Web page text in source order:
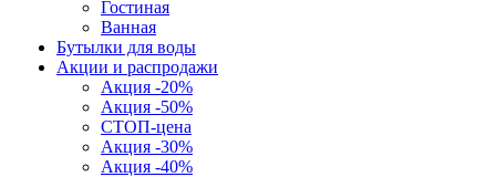
Гостиная
Ванная
Бутылки для воды
Акции и распродажи
Акция -20%
Акция -50%
СТОП-цена
Акция -30%
Акция -40%